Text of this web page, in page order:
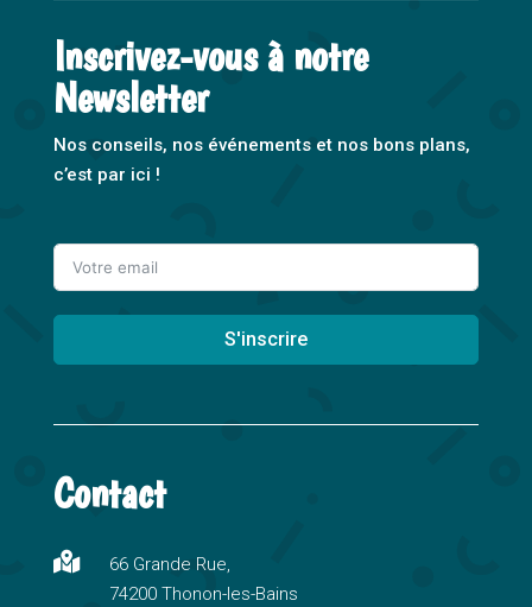
Inscrivez-vous à notre
Newsletter
Nos conseils, nos événements et nos bons plans,
c’est par ici !
S'inscrire
l
e
n
a
Contact

66 Grande Rue,
74200 Thonon-les-Bains